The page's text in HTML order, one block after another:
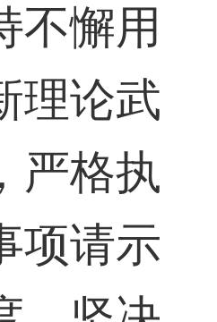
不懈用
理论武
严格执
项请示